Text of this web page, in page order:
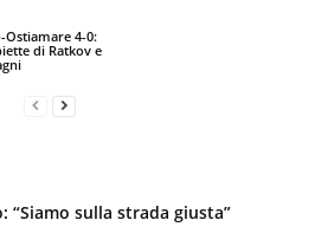
Ostiamare 4-0:
di Ratkov e
“Siamo sulla strada giusta”